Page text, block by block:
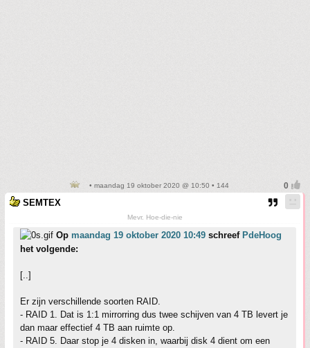
• maandag 19 oktober 2020 @ 10:50 • 144
SEMTEX
Mevr. Hoe-die-nie
Op maandag 19 oktober 2020 10:49 schreef PdeHoog
het volgende:
[..]
Er zijn verschillende soorten RAID.
- RAID 1. Dat is 1:1 mirrorring dus twee schijven van 4 TB levert je
dan maar effectief 4 TB aan ruimte op.
- RAID 5. Daar stop je 4 disken in, waarbij disk 4 dient om een